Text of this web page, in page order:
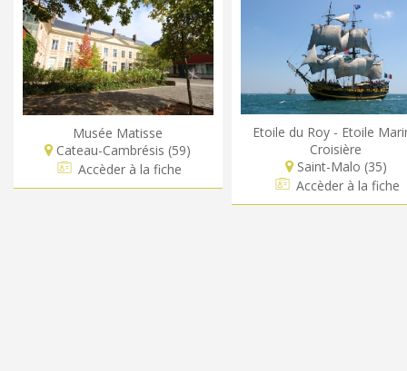
Musée Matisse
Cateau-Cambrésis (59)
Accèder à la fiche
Etoile du Roy - Etoile
Croisière
Saint-Malo (35)
Accèder à la fiche